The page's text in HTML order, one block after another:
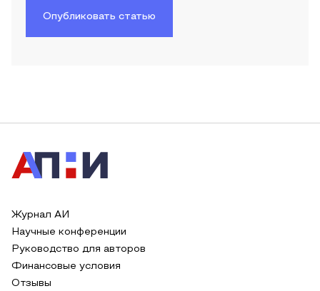
Опубликовать статью
Журнал АИ
Научные конференции
Руководство для авторов
Финансовые условия
Отзывы